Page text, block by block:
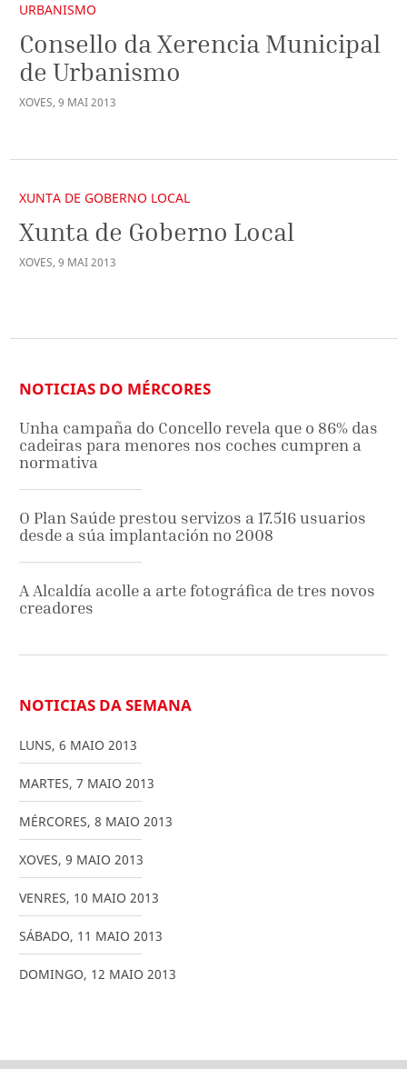
URBANISMO
Consello da Xerencia Municipal
de Urbanismo
XOVES, 9 MAI2013
XUNTA DE GOBERNO LOCAL
Xunta de Goberno Local
XOVES, 9 MAI2013
NOTICIAS DO MÉRCORES
Unha campaña do Concello revela que o 86% das
cadeiras para menores nos coches cumpren a
normativa
O Plan Saúde prestou servizos a 17.516 usuarios
desde a súa implantación no 2008
A Alcaldía acolle a arte fotográfica de tres novos
creadores
NOTICIAS DA SEMANA
LUNS, 6 MAIO 2013
MARTES, 7 MAIO 2013
MÉRCORES, 8 MAIO 2013
XOVES, 9 MAIO 2013
VENRES, 10 MAIO 2013
SÁBADO, 11 MAIO 2013
DOMINGO, 12 MAIO 2013